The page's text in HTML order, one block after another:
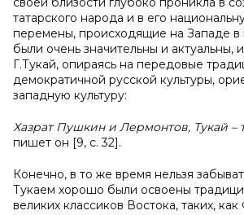
татарского народа и в его
перемены, происходящие на Западе в
были очень значительны и актуальны,
Г.Тукай, опираясь на передовые
демократичной русской культуры,
западную культуру:
Хазрат Пушкин и Лермонтов, Тукай –
пишет он [9, с. 32].
Конечно, в то же время нельзя
Тукаем хорошо были освоены
великих классиков Востока, таких,